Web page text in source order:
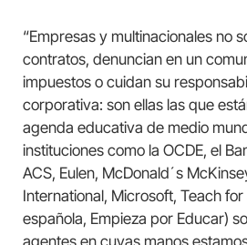
“Empresas y multinacionales no
contratos, denuncian en un
impuestos o cuidan su
corporativa: son ellas las que
agenda educativa de medio
instituciones como la OCDE, el
ACS, Eulen, McDonald´s
International, Microsoft, Teach
española, Empieza por Educar)
agentes en cuyas manos